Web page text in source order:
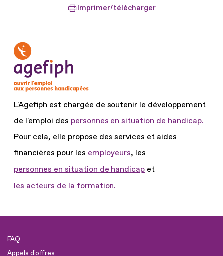
Imprimer/télécharger
L'Agefiph est chargée de soutenir le développement
de l'emploi des personnes en situation de handicap.
Pour cela, elle propose des services et aides
financières pour les employeurs, les
personnes en situation de handicap et
les acteurs de la formation.
FAQ
Appels d'offres